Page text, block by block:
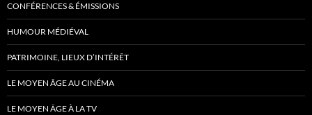
CONFÉRENCES & ÉMISSIONS
HUMOUR MÉDIÉVAL
PATRIMOINE, LIEUX D’INTÉRÊT
LE MOYEN ÂGE AU CINÉMA
LE MOYEN ÂGE À LA TV